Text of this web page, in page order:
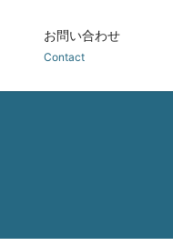
お問い合わせ
Contact